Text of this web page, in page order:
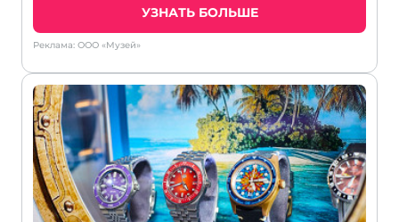
УЗНАТЬ БОЛЬШЕ
Реклама: ООО «Музей»